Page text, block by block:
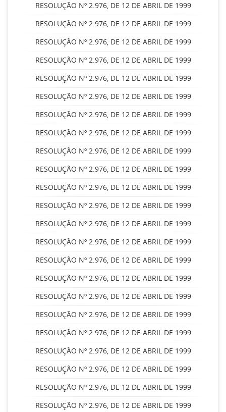
RESOLUÇÃO Nº 2.976, DE 12 DE ABRIL DE 1999
RESOLUÇÃO Nº 2.976, DE 12 DE ABRIL DE 1999
RESOLUÇÃO Nº 2.976, DE 12 DE ABRIL DE 1999
RESOLUÇÃO Nº 2.976, DE 12 DE ABRIL DE 1999
RESOLUÇÃO Nº 2.976, DE 12 DE ABRIL DE 1999
RESOLUÇÃO Nº 2.976, DE 12 DE ABRIL DE 1999
RESOLUÇÃO Nº 2.976, DE 12 DE ABRIL DE 1999
RESOLUÇÃO Nº 2.976, DE 12 DE ABRIL DE 1999
RESOLUÇÃO Nº 2.976, DE 12 DE ABRIL DE 1999
RESOLUÇÃO Nº 2.976, DE 12 DE ABRIL DE 1999
RESOLUÇÃO Nº 2.976, DE 12 DE ABRIL DE 1999
RESOLUÇÃO Nº 2.976, DE 12 DE ABRIL DE 1999
RESOLUÇÃO Nº 2.976, DE 12 DE ABRIL DE 1999
RESOLUÇÃO Nº 2.976, DE 12 DE ABRIL DE 1999
RESOLUÇÃO Nº 2.976, DE 12 DE ABRIL DE 1999
RESOLUÇÃO Nº 2.976, DE 12 DE ABRIL DE 1999
RESOLUÇÃO Nº 2.976, DE 12 DE ABRIL DE 1999
RESOLUÇÃO Nº 2.976, DE 12 DE ABRIL DE 1999
RESOLUÇÃO Nº 2.976, DE 12 DE ABRIL DE 1999
RESOLUÇÃO Nº 2.976, DE 12 DE ABRIL DE 1999
RESOLUÇÃO Nº 2.976, DE 12 DE ABRIL DE 1999
RESOLUÇÃO Nº 2.976, DE 12 DE ABRIL DE 1999
RESOLUÇÃO Nº 2.976, DE 12 DE ABRIL DE 1999